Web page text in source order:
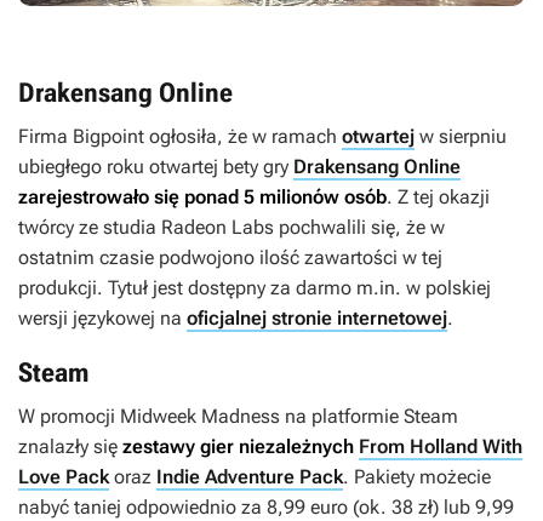
Drakensang Online
Firma Bigpoint ogłosiła, że w ramach otwartej w sierpniu
ubiegłego roku otwartej bety gry Drakensang Online
zarejestrowało się ponad 5 milionów osób. Z tej okazji
twórcy ze studia Radeon Labs pochwalili się, że w
ostatnim czasie podwojono ilość zawartości w tej
produkcji. Tytuł jest dostępny za darmo m.in. w polskiej
wersji językowej na oficjalnej stronie internetowej.
Steam
W promocji Midweek Madness na platformie Steam
znalazły się zestawy gier niezależnych From Holland With
Love Packoraz Indie Adventure Pack. Pakiety możecie
nabyć taniej odpowiednio za 8,99 euro (ok. 38 zł) lub 9,99